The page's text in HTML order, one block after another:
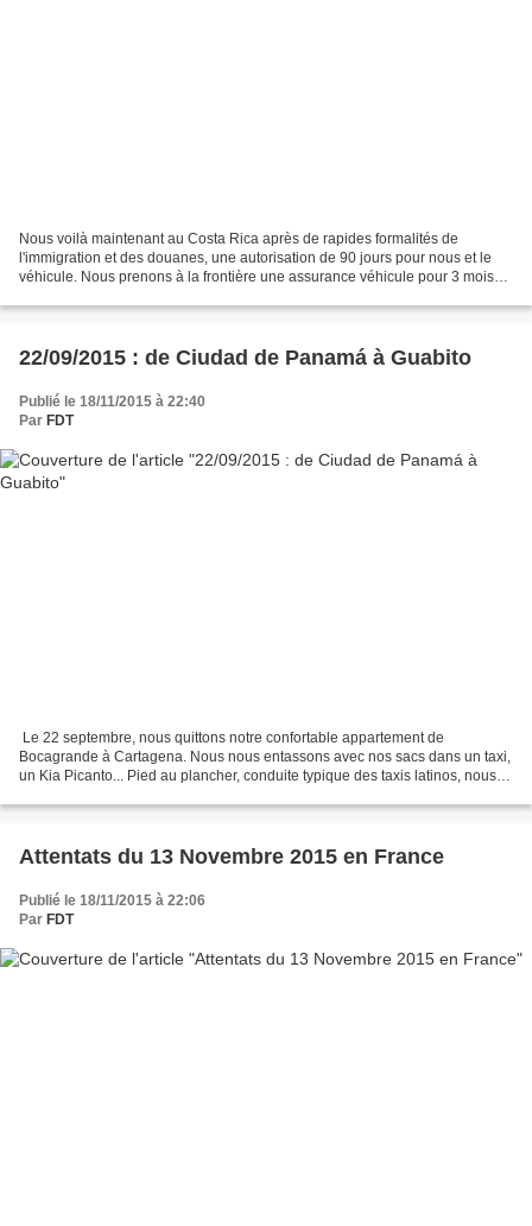
Nous voilà maintenant au Costa Rica après de rapides formalités de
l'immigration et des douanes, une autorisation de 90 jours pour nous et le
véhicule. Nous prenons à la frontière une assurance véhicule pour 3 mois
22/09/2015 : de Ciudad de Panamá à Guabito
Publié le 18/11/2015 à 22:40
Par FDT
​ Le 22 septembre, nous quittons notre confortable appartement de
Bocagrande à Cartagena. Nous nous entassons avec nos sacs dans un taxi,
un Kia Picanto... Pied au plancher, conduite typique des taxis latinos, nous
Attentats du 13 Novembre 2015 en France
Publié le 18/11/2015 à 22:06
Par FDT